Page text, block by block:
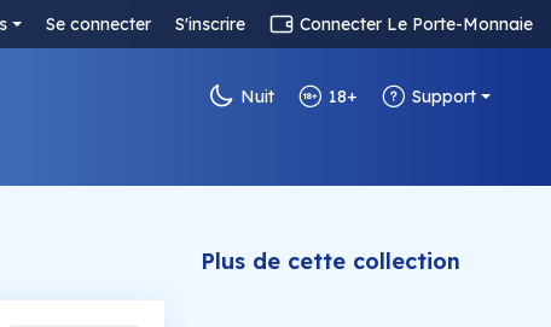
Se connecter S'inscrire Connecter Le Porte-Monnaie
Nuit 18+ Support
Plus de cette collection